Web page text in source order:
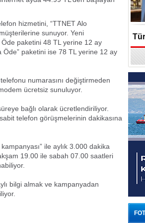
hizmetini, “TTNET Alo
sunuyor. Yeni
paketini 48 TL yerine 12 ay
Öde” paketini ise 78 TL yerine 12 ay
numarasını değiştirmeden
ücretsiz sunuluyor.
bağlı olarak ücretlendiriliyor.
telefon görüşmelerinin dakikasına
ile aylık 3.000 dakika
19.00 ile sabah 07.00 saatleri
bilgi almak ve kampanyadan